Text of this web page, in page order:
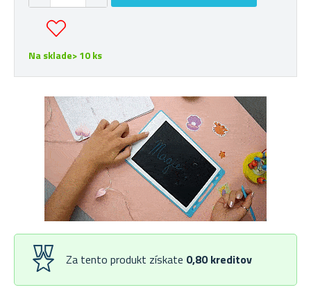
Na sklade> 10 ks
Za tento produkt získate 0,80 kreditov